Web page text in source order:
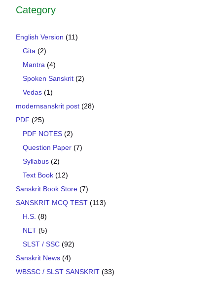
Category
English Version (11)
Gita (2)
Mantra (4)
Spoken Sanskrit (2)
Vedas (1)
modernsanskrit post (28)
PDF (25)
PDF NOTES (2)
Question Paper (7)
Syllabus (2)
Text Book (12)
Sanskrit Book Store (7)
SANSKRIT MCQ TEST (113)
H.S. (8)
NET (5)
SLST / SSC (92)
Sanskrit News (4)
WBSSC / SLST SANSKRIT (33)